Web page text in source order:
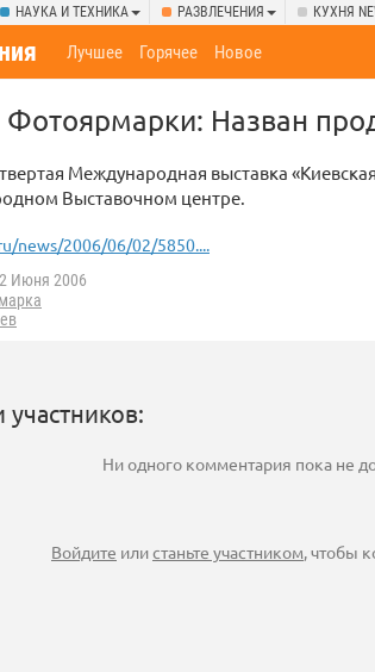
НАУКА И ТЕХНИКА РАЗВЛЕЧЕНИЯ КУХНЯ
Лучшее Горячее Новое
Фотоярмарки: Назван
Международная выставка
Выставочном центре.
news/2006/06/02/5850....
2 Июня 2006
Ни одного комментария пока не
Войдите илистаньте участником, чтобы